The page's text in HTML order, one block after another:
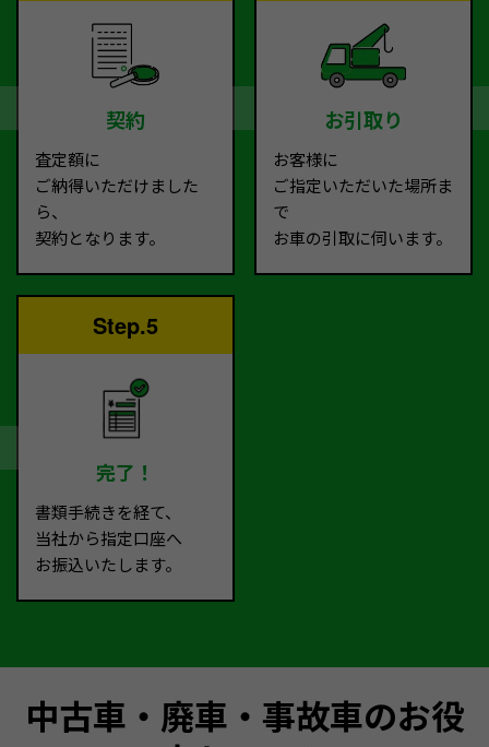
契約
査定額に
ご納得いただけました
ら、
契約となります。
お引取り
お客様に
ご指定いただいた場所ま
で
お車の引取に伺います。
Step.5
完了！
書類手続きを経て、
当社から指定口座へ
お振込いたします。
中古車・廃車・事故車のお役